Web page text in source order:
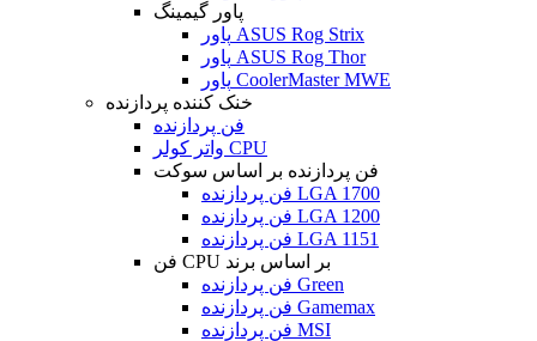
پاور گیمینگ
پاور ASUS Rog Strix
پاور ASUS Rog Thor
پاور CoolerMaster MWE
خنک کننده پردازنده
فن پردازنده
واتر کولر CPU
فن پردازنده بر اساس سوکت
فن پردازنده LGA 1700
فن پردازنده LGA 1200
فن پردازنده LGA 1151
فن CPU بر اساس برند
فن پردازنده Green
فن پردازنده Gamemax
فن پردازنده MSI